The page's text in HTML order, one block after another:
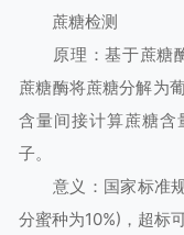
蔗糖检测
原理：基于蔗糖酶
蔗糖酶将蔗糖分解为
含量间接计算蔗糖含
子。
意义：国家标准规
分蜜种为10%)，超标